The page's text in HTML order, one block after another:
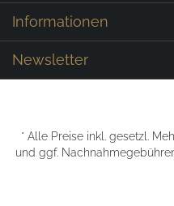
Informationen
Newsletter
* Alle Preise inkl. gesetzl.
und ggf.